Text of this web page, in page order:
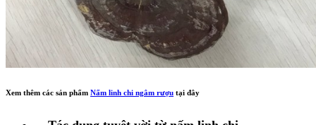
Xem thêm các sản phẩm Nấm linh chi ngâm rượu tại đây